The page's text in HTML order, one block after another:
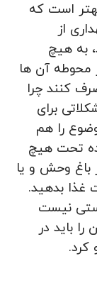
است که
از
به هیچ
محوطه آن ها
کنند چرا
برای
را هم
تحت هیچ
باغ‌ وحش و یا
غذا بدهید.
نیست
باید در